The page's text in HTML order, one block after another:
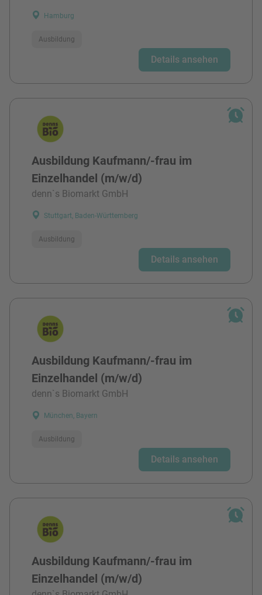
Hamburg
Ausbildung
Details ansehen
Ausbildung Kaufmann/-frau im
Einzelhandel (m/w/d)
denn`s Biomarkt GmbH
Stuttgart, Baden-Württemberg
Ausbildung
Details ansehen
Ausbildung Kaufmann/-frau im
Einzelhandel (m/w/d)
denn`s Biomarkt GmbH
München, Bayern
Ausbildung
Details ansehen
Ausbildung Kaufmann/-frau im
Einzelhandel (m/w/d)